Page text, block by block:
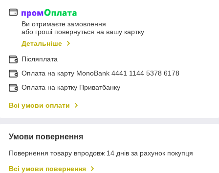
Ви отримаєте замовлення
або гроші повернуться на вашу картку
Детальніше
Післяплата
Оплата на карту MonoBank 4441 1144 5378 6178
Оплата на картку Приватбанку
Всі умови оплати
Умови повернення
Повернення товару впродовж 14 днів за рахунок покупця
Всі умови повернення